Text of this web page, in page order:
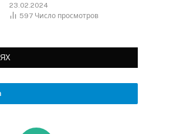
23.02.2024
597 Число просмотров